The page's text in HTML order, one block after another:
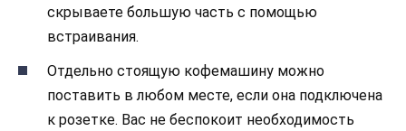
скрываете большую часть с помощью
встраивания.
Отдельно стоящую кофемашину можно
поставить в любом месте, если она подключена
к розетке. Вас не беспокоит необходимость